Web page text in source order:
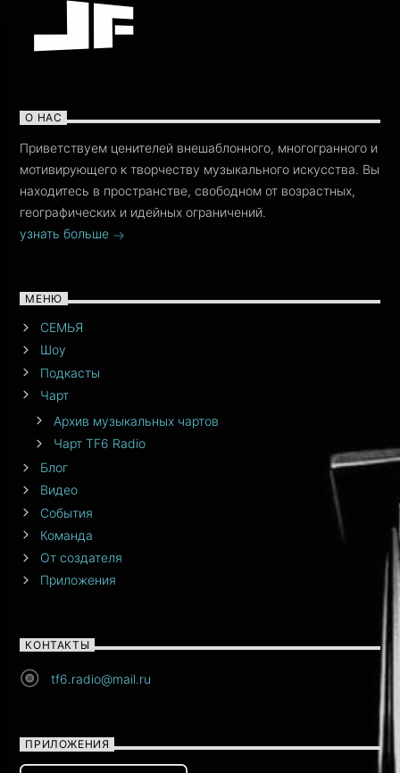
О НАС
Приветствуем ценителей внешаблонного, многогранного и
мотивирующего к творчеству музыкального искусства. Вы
находитесь в пространстве, свободном от возрастных,
географических и идейных ограничений.
узнать больше
МЕНЮ
СЕМЬЯ
Шоу
Подкасты
Чарт
Архив музыкальных чартов
Чарт TF6 Radio
Блог
Видео
События
Команда
От создателя
Приложения
КОНТАКТЫ
tf6.radio@mail.ru
ПРИЛОЖЕНИЯ